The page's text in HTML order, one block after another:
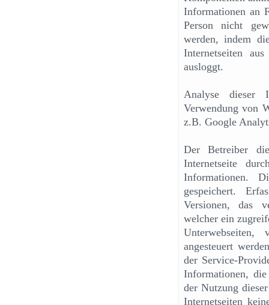
Informationen an
Person nicht
werden, indem
Internetseiten
ausloggt.
Analyse dieser
Verwendung von
z.B. Google
Der Betreiber
Internetseite
Informationen.
gespeichert.
Versionen, das
welcher ein
angesteuert
der Service-
Informationen,
der Nutzung
Internetseiten